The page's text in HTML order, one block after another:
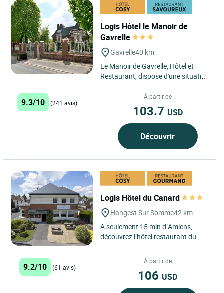
Logis Hôtel le Manoir de
Gavrelle
Gavrelle40 km
Le Manoir de Gavrelle, Hôtel et
Restaurant, dispose d'une situation
axes routiers du nord...
9.3/10 (241 avis)
À partir de
103.7 USD
Découvrir
Logis Hôtel du Canard
Hangest Sur Somme42 km
A seulement 15 min d’Amiens,
découvrez l’hôtel restaurant du
Somme, le village...
9.2/10 (61 avis)
À partir de
106 USD